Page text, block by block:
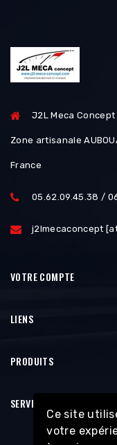
Ce site
votre
J2L Meca Concept
Zone artisanale
France
05.62.09.45.38 /
j2lmecaconcept
VOTRE COMPTE
LIENS
PRODUITS
SERVICES